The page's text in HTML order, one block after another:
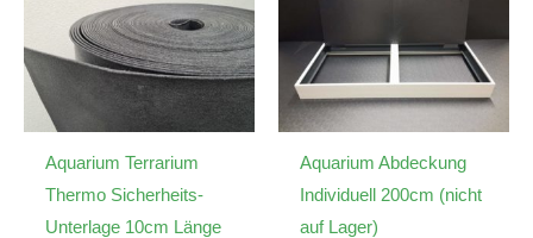
Aquarium Terrarium
Thermo Sicherheits-
Unterlage 10cm Länge
Aquarium Abdeckung
Individuell 200cm (nicht
auf Lager)